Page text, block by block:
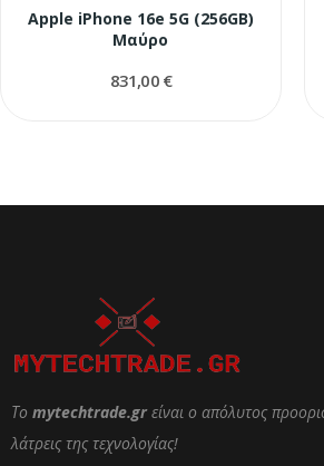
Apple iPhone 16e 5G (256GB)
Μαύρο
831,00 €
Το mytechtrade.grείναι ο απόλυτος
λάτρεις της τεχνολογίας!